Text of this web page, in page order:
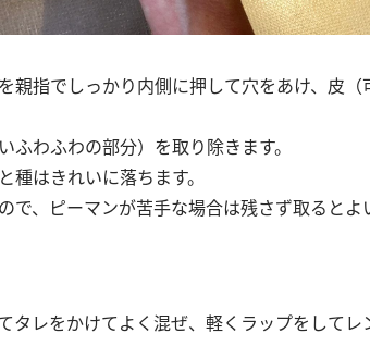
指でしっかり内側に押して穴をあけ、皮（
わふわの部分）を取り除きます。
はきれいに落ちます。
、ピーマンが苦手な場合は残さず取るとよ
レをかけてよく混ぜ、軽くラップをしてレ